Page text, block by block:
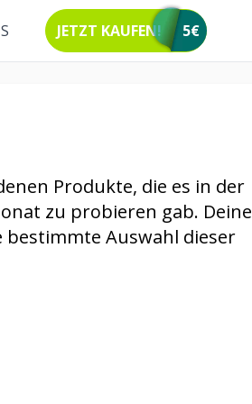
JETZT KAUFEN! 5€
Produkte, die es in der
zu probieren gab. Deine
bestimmte Auswahl dieser